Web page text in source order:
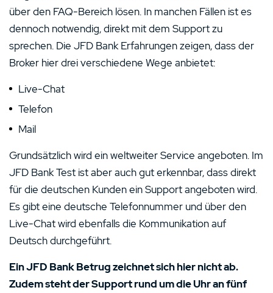
über den FAQ-Bereich lösen. In manchen Fällen ist es
dennoch notwendig, direkt mit dem Support zu
sprechen. Die JFD Bank Erfahrungen zeigen, dass der
Broker hier drei verschiedene Wege anbietet:
Live-Chat
Telefon
Mail
Grundsätzlich wird ein weltweiter Service angeboten. Im
JFD Bank Test ist aber auch gut erkennbar, dass direkt
für die deutschen Kunden ein Support angeboten wird.
Es gibt eine deutsche Telefonnummer und über den
Live-Chat wird ebenfalls die Kommunikation auf
Deutsch durchgeführt.
Ein JFD Bank Betrug zeichnet sich hier nicht ab.
Zudem steht der Support rund um die Uhr an fünf